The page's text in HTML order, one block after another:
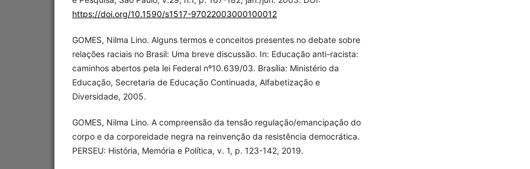
https://doi.org/10.1590/s1517-97022003000100012
GOMES, Nilma Lino. Alguns termos e conceitos presentes no debate sobre
relações raciais no Brasil: Uma breve discussão. In: Educação anti-racista:
caminhos abertos pela lei Federal nº10.639/03. Brasília: Ministério da
Educação, Secretaria de Educação Continuada, Alfabetização e
Diversidade, 2005.
GOMES, Nilma Lino. A compreensão da tensão regulação/emancipação do
corpo e da corporeidade negra na reinvenção da resistência democrática.
PERSEU: História, Memória e Política, v. 1, p. 123-142, 2019.